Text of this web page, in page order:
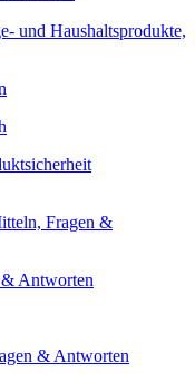
und Haushaltsprodukte,
Fragen &
Antworten
& Antworten